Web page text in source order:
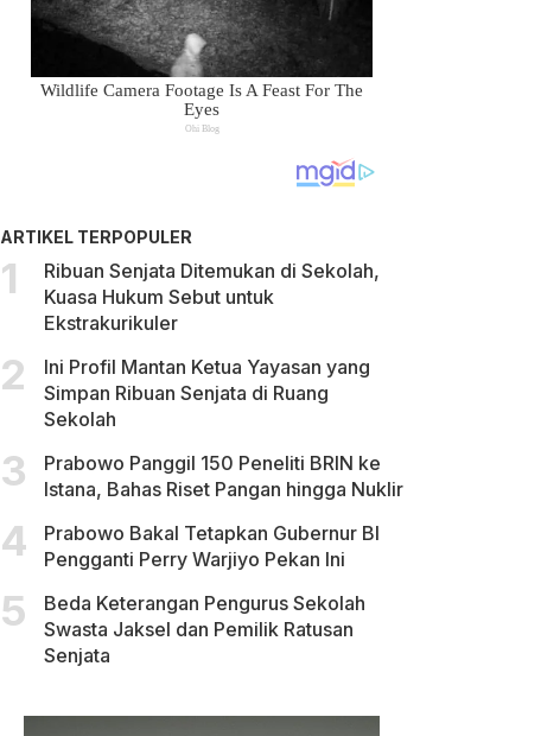
ARTIKEL TERPOPULER
Ribuan Senjata Ditemukan di Sekolah,
Kuasa Hukum Sebut untuk
Ekstrakurikuler
Ini Profil Mantan Ketua Yayasan yang
Simpan Ribuan Senjata di Ruang
Sekolah
Prabowo Panggil 150 Peneliti BRIN ke
Istana, Bahas Riset Pangan hingga Nuklir
Prabowo Bakal Tetapkan Gubernur BI
Pengganti Perry Warjiyo Pekan Ini
Beda Keterangan Pengurus Sekolah
Swasta Jaksel dan Pemilik Ratusan
Senjata